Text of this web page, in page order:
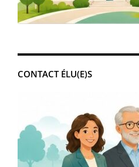
CONTACT ÉLU(E)S